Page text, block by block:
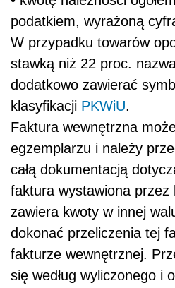
podatkiem, wyrażoną
W przypadku towarów
stawką niż 22 proc.
dodatkowo zawierać
klasyfikacji PKWiU.
Faktura wewnętrzna
egzemplarzu i należy
całą dokumentacją
faktura wystawiona przez
zawiera kwoty w innej
dokonać przeliczenia tej
fakturze wewnętrznej.
się według wyliczonego i